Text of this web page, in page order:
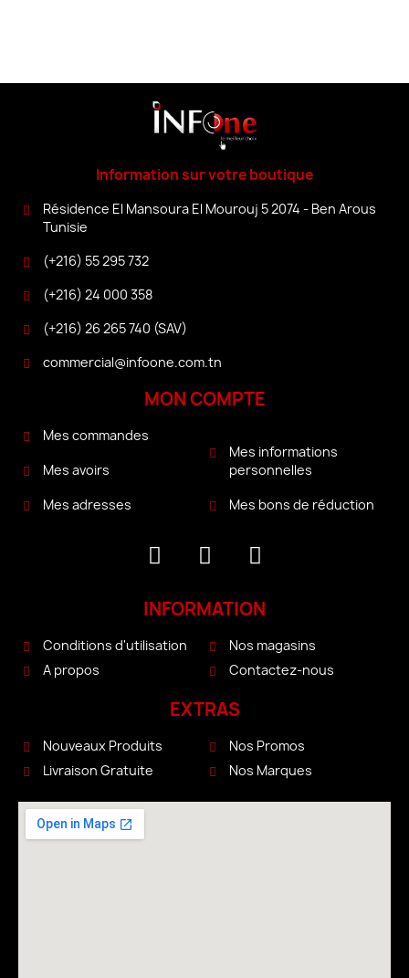
Information sur votre boutique
Résidence El Mansoura El Mourouj 5 2074 - Ben Arous
Tunisie
(+216) 55 295 732
(+216) 24 000 358
(+216) 26 265 740 (SAV)
commercial@infoone.com.tn
MON COMPTE
Mes commandes
Mes avoirs
Mes adresses
Mes informations
personnelles
Mes bons de réduction
INFORMATION
Conditions d'utilisation
A propos
Nos magasins
Contactez-nous
EXTRAS
Nouveaux Produits
Livraison Gratuite
Nos Promos
Nos Marques